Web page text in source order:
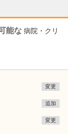
能な 病院・クリ
変更
追加
変更